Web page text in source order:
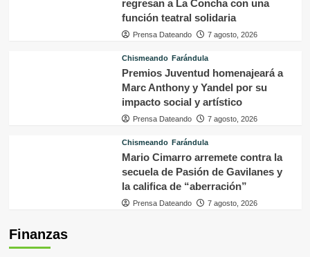
regresan a La Concha con una
función teatral solidaria
Prensa Dateando 7 agosto, 2026
Chismeando Farándula
Premios Juventud homenajeará a
Marc Anthony y Yandel por su
impacto social y artístico
Prensa Dateando 7 agosto, 2026
Chismeando Farándula
Mario Cimarro arremete contra la
secuela de Pasión de Gavilanes y
la califica de “aberración”
Prensa Dateando 7 agosto, 2026
Finanzas